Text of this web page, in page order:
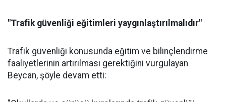
"Trafik güvenliği eğitimleri yaygınlaştırılmalıdır"
Trafik güvenliği konusunda eğitim ve bilinçlendirme
faaliyetlerinin artırılması gerektiğini vurgulayan
Beycan, şöyle devam etti: